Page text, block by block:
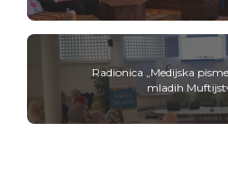
Radionica „Medijska
mladih